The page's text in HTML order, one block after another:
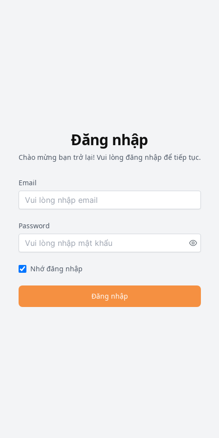
Đăng nhập
Chào mừng bạn trở lại! Vui lòng đăng nhập để tiếp tục.
Email
Password
Enter
Nhớ đăng nhập
Đăng nhập